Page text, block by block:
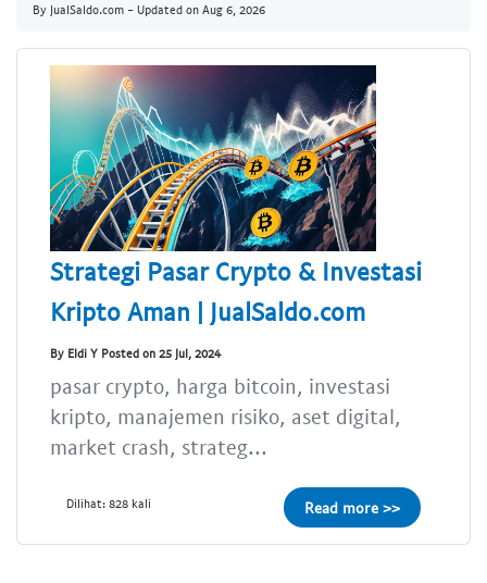
By JualSaldo.com - Updated on Aug 6, 2026
Strategi Pasar Crypto & Investasi
Kripto Aman | JualSaldo.com
By Eldi Y Posted on 25 Jul, 2024
pasar crypto, harga bitcoin, investasi
kripto, manajemen risiko, aset digital,
market crash, strateg...
Dilihat: 828 kali Read more >>